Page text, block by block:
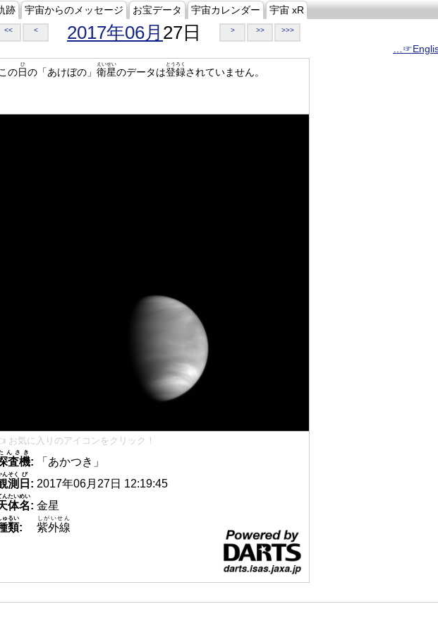
跡 宇宙からのメッセージ お宝データ 宇宙カレンダー 宇宙 xR
<< < 2017年06月 27日 > >> >>>
の日
ひ
の「あけぼの」 衛星
えいせい
のデータは登録
とうろく
されていません。
お気に入りのアイコンをクリック！
査機
んさき
:
「あかつき」
測
んそく
日
び
: 2017年06月27日 12:19:45
体名
んたいめい
: 金星
類
ゅるい
: 紫外線
しがいせん